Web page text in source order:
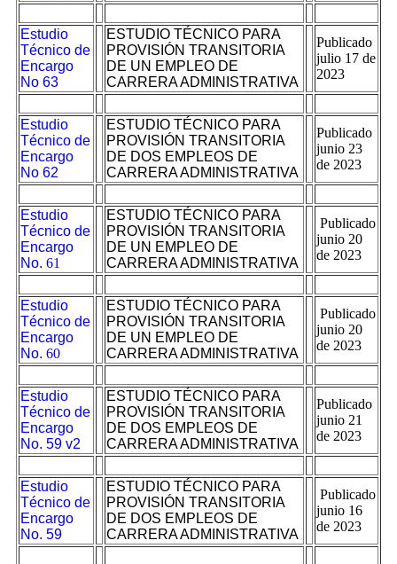
Estudio
Técnico de
Encargo
No 63
ESTUDIO TÉCNICO PARA
PROVISIÓN TRANSITORIA
DE UN EMPLEO DE
CARRERA ADMINISTRATIVA
Publicado
julio 17 de
2023
Estudio
Técnico de
Encargo
No 62
ESTUDIO TÉCNICO PARA
PROVISIÓN TRANSITORIA
DE DOS EMPLEOS DE
CARRERA ADMINISTRATIVA
Publicado
junio 23
de 2023
Estudio
Técnico de
Encargo
No. 61
ESTUDIO TÉCNICO PARA
PROVISIÓN TRANSITORIA
DE UN EMPLEO DE
CARRERA ADMINISTRATIVA
Publicado
junio 20
de 2023
Estudio
Técnico de
Encargo
No. 60
ESTUDIO TÉCNICO PARA
PROVISIÓN TRANSITORIA
DE UN EMPLEO DE
CARRERA ADMINISTRATIVA
Publicado
junio 20
de 2023
Estudio
Técnico de
Encargo
No. 59 v2
ESTUDIO TÉCNICO PARA
PROVISIÓN TRANSITORIA
DE DOS EMPLEOS DE
CARRERA ADMINISTRATIVA
Publicado
junio 21
de 2023
Estudio
Técnico de
Encargo
No. 59
ESTUDIO TÉCNICO PARA
PROVISIÓN TRANSITORIA
DE DOS EMPLEOS DE
CARRERA ADMINISTRATIVA
Publicado
junio 16
de 2023